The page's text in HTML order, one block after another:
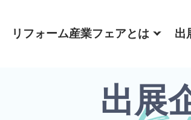
リフォーム産業フェアとは 出
出展